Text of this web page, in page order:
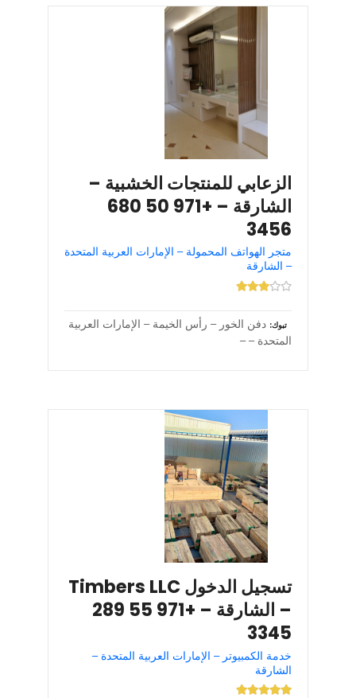
الزعابي للمنتجات الخشبية –
الشارقة – +971 50 680
3456
متجر الهواتف المحمولة – الإمارات العربية المتحدة
– الشارقة
تبوك دفن الخور – رأس الخيمة – الإمارات العربية
المتحدة – –
تسجيل الدخول Timbers LLC
– الشارقة – +971 55 289
3345
خدمة الكمبيوتر – الإمارات العربية المتحدة –
الشارقة